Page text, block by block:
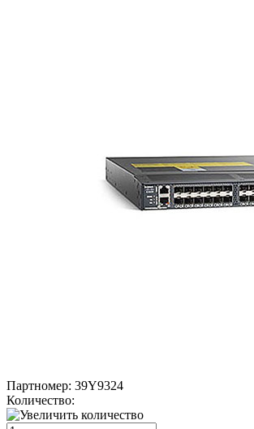
Партномер: 39Y9324
Количество: